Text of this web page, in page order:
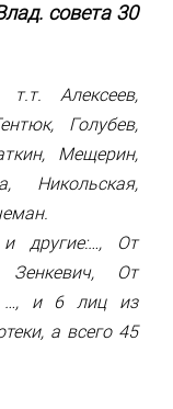
лад. совета 30
т.т. Алексеев,
Голубев,
Мещерин,
Никольская,
и другие:…, От
От
…, и 6 лиц из
а всего 45